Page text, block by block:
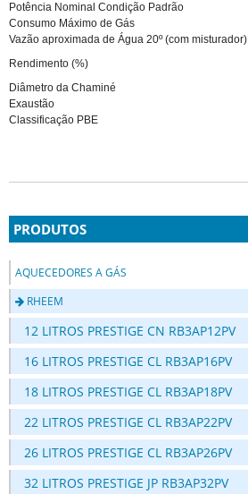
Potência Nominal Condição Padrão
Consumo Máximo de Gás
Vazão aproximada de Água 20º (com misturador)
Rendimento (%)
Diâmetro da Chaminé
Exaustão
Classificação PBE
PRODUTOS
AQUECEDORES A GÁS
RHEEM
12 LITROS PRESTIGE CN RB3AP12PV
16 LITROS PRESTIGE CL RB3AP16PV
18 LITROS PRESTIGE CL RB3AP18PV
22 LITROS PRESTIGE CL RB3AP22PV
26 LITROS PRESTIGE CL RB3AP26PV
32 LITROS PRESTIGE JP RB3AP32PV